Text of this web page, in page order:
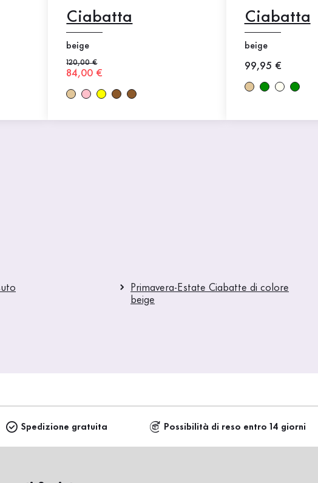
Ciabatta
beige
Prezzo precedente
120,00 €
Nuovo prezzo
84,00 €
Ciabatta
beige
Nuovo prezzo
99,95 €
Primavera-Estate Ciabatte di colore
beige
Spedizione gratuita Possibilità di reso entro 14 giorni